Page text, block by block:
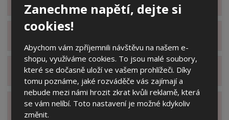
Zanechme napětí, dejte si
cookies!
Abychom vám zpříjemnili návštěvu na našem e-
shopu, využíváme cookies. To jsou malé soubory,
které se dočasně uloží ve vašem prohlížeči. Díky
tomu poznáme, jaké rozváděče vás zajímají a
nebude mezi námi hrozit zkrat kvůli reklamě, která
se vám nelíbí. Toto nastavení je možné kdykoliv
změnit.
Zobrazit hodnocení produktu
Zobrazit alternativní produkty